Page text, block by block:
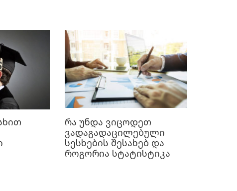
რა უნდა ვიცოდეთ
ვადაგადაცილებული
სესხების შესახებ და
როგორია სტატისტიკა